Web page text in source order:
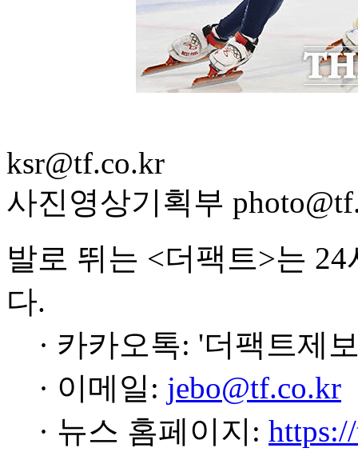
ksr@tf.co.kr
사진영상기획부
발로 뛰는 <더팩트>는
다.
· 카카오톡: '더팩트제
· 이메일: jebo@tf.co.kr
· 뉴스 홈페이지: